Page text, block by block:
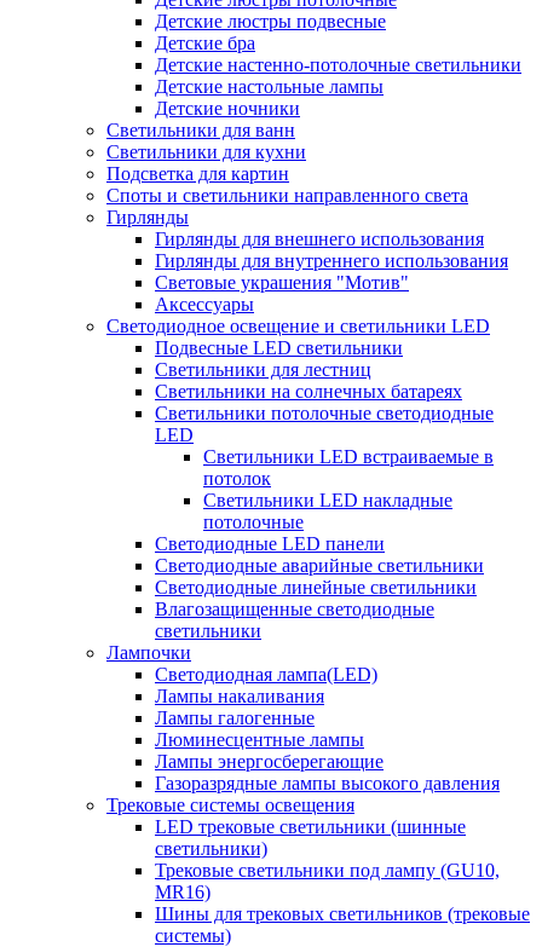
Детские люстры подвесные
Детские бра
Детские настенно-потолочные светильники
Детские настольные лампы
Детские ночники
Светильники для ванн
Светильники для кухни
Подсветка для картин
Споты и светильники направленного света
Гирлянды
Гирлянды для внешнего использования
Гирлянды для внутреннего использования
Световые украшения "Мотив"
Аксессуары
Светодиодное освещение и светильники LED
Подвесные LED светильники
Светильники для лестниц
Светильники на солнечных батареях
Светильники потолочные светодиодные
LED
Cветильники LED встраиваемые в
потолок
Светильники LED накладные
потолочные
Светодиодные LED панели
Светодиодные аварийные светильники
Светодиодные линейные светильники
Влагозащищенные светодиодные
светильники
Лампочки
Светодиодная лампа(LED)
Лампы накаливания
Лампы галогенные
Люминесцентные лампы
Лампы энергосберегающие
Газоразрядные лампы высокого давления
Трековые системы освещения
LED трековые светильники (шинные
светильники)
Трековые светильники под лампу (GU10,
MR16)
Шины для трековых светильников (трековые
системы)